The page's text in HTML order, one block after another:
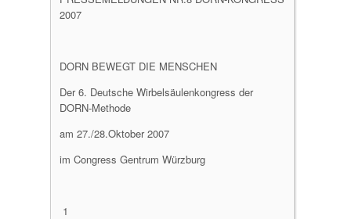
2007
DORN BEWEGT DIE MENSCHEN
Der 6. Deutsche Wirbelsäulenkongress der
DORN-Methode
am 27./28.Oktober 2007
im Congress Gentrum Würzburg
1